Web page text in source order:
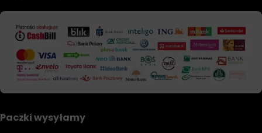
Paczki wysyłamy